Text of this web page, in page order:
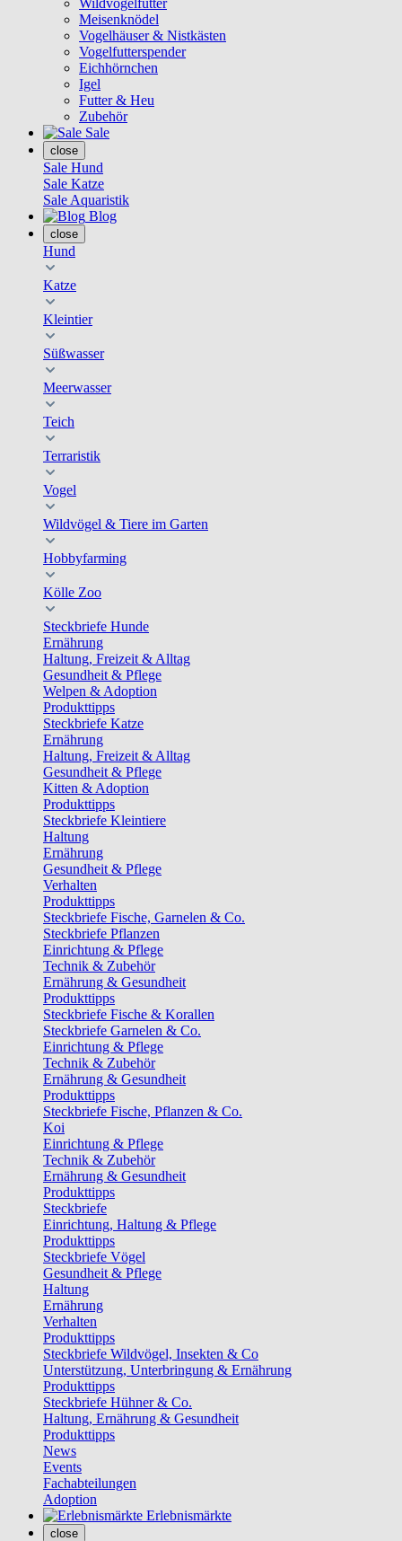
Wildvogelfutter
Meisenknödel
Vogelhäuser & Nistkästen
Vogelfutterspender
Eichhörnchen
Igel
Futter & Heu
Zubehör
Sale
close
Sale Hund
Sale Katze
Sale Aquaristik
Blog
close
Hund
Katze
Kleintier
Süßwasser
Meerwasser
Teich
Terraristik
Vogel
Wildvögel & Tiere im Garten
Hobbyfarming
Kölle Zoo
Steckbriefe Hunde
Ernährung
Haltung, Freizeit & Alltag
Gesundheit & Pflege
Welpen & Adoption
Produkttipps
Steckbriefe Katze
Ernährung
Haltung, Freizeit & Alltag
Gesundheit & Pflege
Kitten & Adoption
Produkttipps
Steckbriefe Kleintiere
Haltung
Ernährung
Gesundheit & Pflege
Verhalten
Produkttipps
Steckbriefe Fische, Garnelen & Co.
Steckbriefe Pflanzen
Einrichtung & Pflege
Technik & Zubehör
Ernährung & Gesundheit
Produkttipps
Steckbriefe Fische & Korallen
Steckbriefe Garnelen & Co.
Einrichtung & Pflege
Technik & Zubehör
Ernährung & Gesundheit
Produkttipps
Steckbriefe Fische, Pflanzen & Co.
Koi
Einrichtung & Pflege
Technik & Zubehör
Ernährung & Gesundheit
Produkttipps
Steckbriefe
Einrichtung, Haltung & Pflege
Produkttipps
Steckbriefe Vögel
Gesundheit & Pflege
Haltung
Ernährung
Verhalten
Produkttipps
Steckbriefe Wildvögel, Insekten & Co
Unterstützung, Unterbringung & Ernährung
Produkttipps
Steckbriefe Hühner & Co.
Haltung, Ernährung & Gesundheit
Produkttipps
News
Events
Fachabteilungen
Adoption
Erlebnismärkte
close